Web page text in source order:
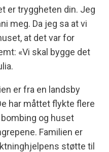
er tryggheten din. Jeg
meg. Da jeg sa at vi
at det var for
«Vi skal bygge det
er fra en landsby
har måttet flykte flere
og huset
Familien er
støtte til